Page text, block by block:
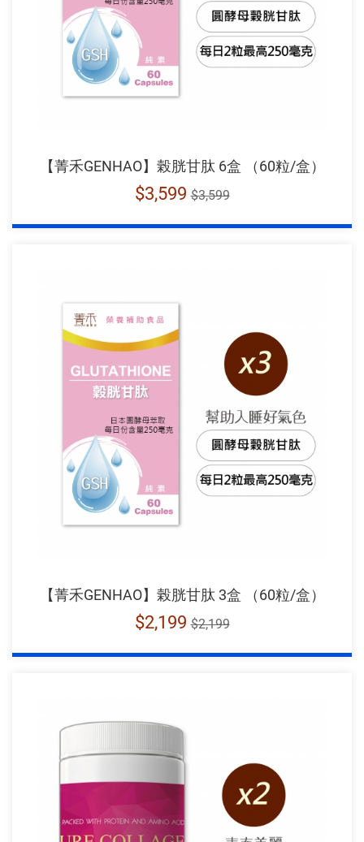
【菁禾GENHAO】榖胱甘肽 6盒 （60粒/盒）
$3,599 $3,599
【菁禾GENHAO】榖胱甘肽 3盒 （60粒/盒）
$2,199 $2,199